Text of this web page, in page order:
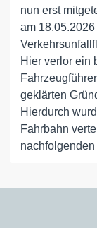
nun erst
am
Hier verlor ein
geklärten
Hierdurch
Fahrbahn